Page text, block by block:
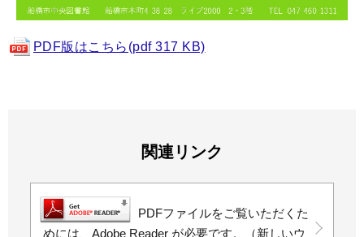
PDF版はこちら(pdf 317 KB)
関連リンク
PDFファイルをご覧いただくた
めには、Adobe Reader が必要です。（新しいウ